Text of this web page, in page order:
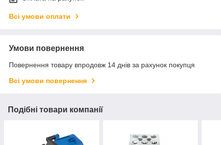
Всі умови оплати
Умови повернення
Повернення товару впродовж 14 днів за рахунок покупця
Всі умови повернення
Подібні товари компанії